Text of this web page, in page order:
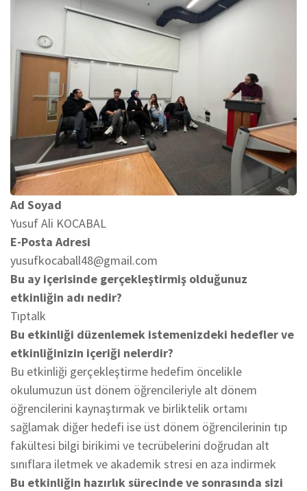
Ad Soyad
Yusuf Ali KOCABAL
E-Posta Adresi
yusufkocaball48@gmail.com
Bu ay içerisinde gerçekleştirmiş olduğunuz
etkinliğin adı nedir?
Tıptalk
Bu etkinliği düzenlemek istemenizdeki hedefler ve
etkinliğinizin içeriği nelerdir?
Bu etkinliği gerçekleştirme hedefim öncelikle
okulumuzun üst dönem öğrencileriyle alt dönem
öğrencilerini kaynaştırmak ve birliktelik ortamı
sağlamak diğer hedefi ise üst dönem öğrencilerinin tıp
fakültesi bilgi birikimi ve tecrübelerini doğrudan alt
sınıflara iletmek ve akademik stresi en aza indirmek
Bu etkinliğin hazırlık sürecinde ve sonrasında sizi